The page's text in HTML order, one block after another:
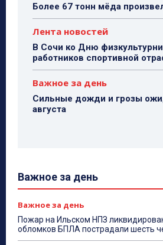
Более 67 тонн мёда
Лента новостей
В Сочи ко Дню
работников спортивной
Важное за день
Сильные дожди и грозы
августа
Важное за день
Важное за день
Пожар на Ильском НПЗ
обломков БПЛА пострадали шесть